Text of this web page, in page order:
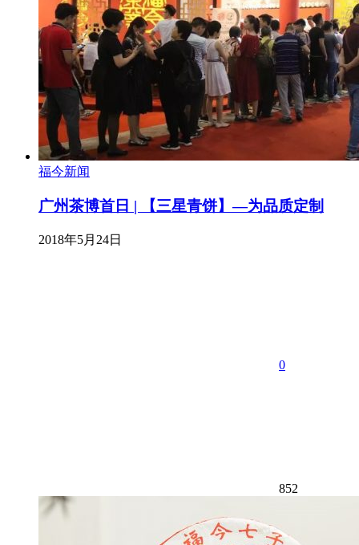
福今新闻
广州茶博首日 | 【三星青饼】—为品质定制
2018年5月24日
0
852